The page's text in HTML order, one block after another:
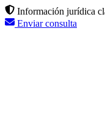
Información jurídica
Enviar consulta